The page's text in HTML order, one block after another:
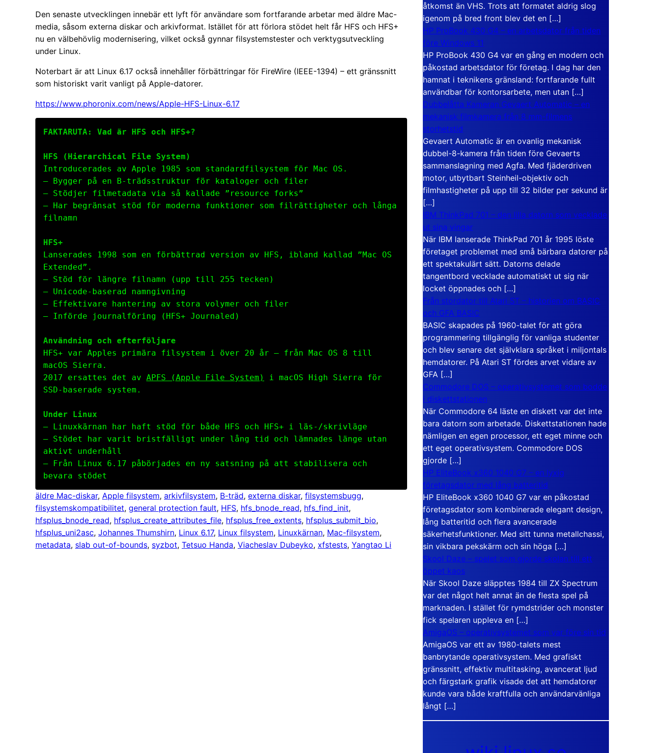
Den senaste utvecklingen innebär ett lyft för användare som fortfarande arbetar med äldre Mac-
media, såsom externa diskar och arkivformat. Istället för att förlora stödet helt får HFS och HFS+
nu en välbehövlig modernisering, vilket också gynnar filsystemstester och verktygsutveckling
under Linux.
Noterbart är att Linux 6.17 också innehåller förbättringar för FireWire (IEEE-1394) – ett gränssnitt
som historiskt varit vanligt på Apple-datorer.
https://www.phoronix.com/news/Apple-HFS-Linux-6.17
FAKTARUTA: Vad är HFS och HFS+?
HFS (Hierarchical File System)
Introducerades av Apple 1985 som standardfilsystem för Mac OS.
– Bygger på en B-trädsstruktur för kataloger och filer
– Stödjer filmetadata via så kallade ”resource forks”
– Har begränsat stöd för moderna funktioner som filrättigheter och långa
filnamn
HFS+
Lanserades 1998 som en förbättrad version av HFS, ibland kallad ”Mac OS
Extended”.
– Stöd för längre filnamn (upp till 255 tecken)
– Unicode-baserad namngivning
– Effektivare hantering av stora volymer och filer
– Införde journalföring (HFS+ Journaled)
Användning och efterföljare
HFS+ var Apples primära filsystem i över 20 år – från Mac OS 8 till
macOS Sierra.
2017 ersattes det av APFS (Apple File System)
i macOS High Sierra för
SSD-baserade system.
Under Linux
– Linuxkärnan har haft stöd för både HFS och HFS+ i läs-/skrivläge
– Stödet har varit bristfälligt under lång tid och lämnades länge utan
aktivt underhåll
– Från Linux 6.17 påbörjades en ny satsning på att stabilisera och
bevara stödet
äldre Mac-diskar, Apple filsystem, arkivfilsystem, B-träd, externa diskar, filsystemsbugg
filsystemskompatibilitet, general protection fault, HFS, hfs_bnode_read, hfs_find_init
hfsplus_bnode_read, hfsplus_create_attributes_file, hfsplus_free_extents, hfsplus_submit_bio
hfsplus_uni2asc, Johannes Thumshirn, Linux 6.17, Linux filsystem, Linuxkärnan, Mac-filsystem
metadata, slab out-of-bounds, syzbot, Tetsuo Handa, Viacheslav Dubeyko, xfstests, Yangtao Li
åtkomst än VHS. Trots att formatet aldrig slog
igenom på bred front blev det en […]
HP ProBook 430 G4 – en arbetsdator från tiden
före Windows 11
HP ProBook 430 G4 var en gång en modern och
påkostad arbetsdator för företag. I dag har den
hamnat i teknikens gränsland: fortfarande fullt
användbar för kontorsarbete, men utan […]
Dubbelåtta Kameran Gevaert Automatic – en
mekanisk filmkamera från 8 mm-filmens
storhetstid
Gevaert Automatic är en ovanlig mekanisk
dubbel-8-kamera från tiden före Gevaerts
sammanslagning med Agfa. Med fjäderdriven
motor, utbytbart Steinheil-objektiv och
filmhastigheter på upp till 32 bilder per sekund är
[…]
IBM ThinkPad 701 – den lilla datorn som vecklade
ut sina vingar
När IBM lanserade ThinkPad 701 år 1995 löste
företaget problemet med små bärbara datorer på
ett spektakulärt sätt. Datorns delade
tangentbord vecklade automatiskt ut sig när
locket öppnades och […]
Från stordator till Atari ST – historien om BASIC
och GFA BASIC
BASIC skapades på 1960-talet för att göra
programmering tillgänglig för vanliga studenter
och blev senare det självklara språket i miljontals
hemdatorer. På Atari ST fördes arvet vidare av
GFA […]
Commodore DOS – operativsystemet som bodde
i diskettstationen
När Commodore 64 läste en diskett var det inte
bara datorn som arbetade. Diskettstationen hade
nämligen en egen processor, ett eget minne och
ett eget operativsystem. Commodore DOS
gjorde […]
HP EliteBook x360 1040 G7 – en lyxig
företagsdator med lång batteritid
HP EliteBook x360 1040 G7 var en påkostad
företagsdator som kombinerade elegant design,
lång batteritid och flera avancerade
säkerhetsfunktioner. Med sitt tunna metallchassi,
sin vikbara pekskärm och sin höga […]
Skool Daze – spelet som gjorde skolan till ett
öppet kaos
När Skool Daze släpptes 1984 till ZX Spectrum
var det något helt annat än de flesta spel på
marknaden. I stället för rymdstrider och monster
fick spelaren uppleva en […]
AmigaOS – operativsystemet som var före sin tid
AmigaOS var ett av 1980-talets mest
banbrytande operativsystem. Med grafiskt
gränssnitt, effektiv multitasking, avancerat ljud
och färgstark grafik visade det att hemdatorer
kunde vara både kraftfulla och användarvänliga
långt […]